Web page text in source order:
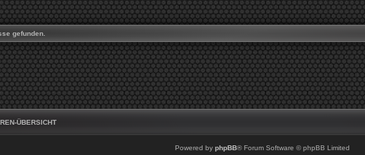
gefunden.
ÜBERSICHT
Powered by phpBB® Forum Software © phpBB Limited